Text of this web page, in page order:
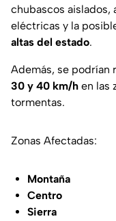
chubascos aislados,
eléctricas y la
altas del estado.
Además, se podrían
30 y 40 km/h en las
tormentas.
Zonas Afectadas:
Montaña
Centro
Sierra